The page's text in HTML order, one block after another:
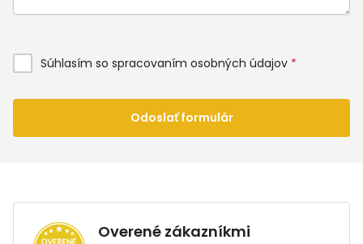
Súhlasím so spracovaním osobných údajov *
Odoslať formulár
Overené zákazníkmi